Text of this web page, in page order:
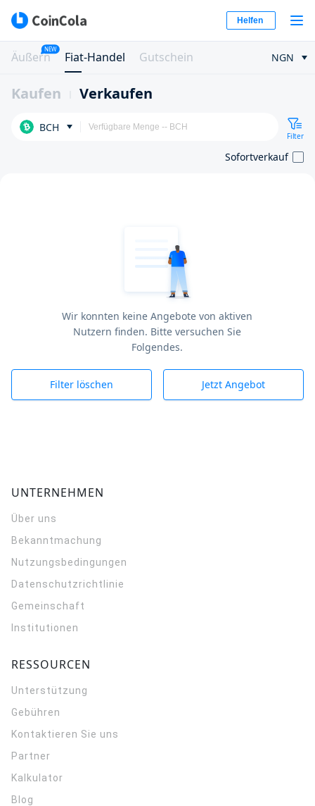
Helfen
Äußern
NEW
Fiat-Handel Gutschein NGN
Kaufen Verkaufen
BCH
Filter
Sofortverkauf
Wir konnten keine Angebote von aktiven
Nutzern finden. Bitte versuchen Sie
Folgendes.
Filter löschen Jetzt Angebot
UNTERNEHMEN
Über uns
Bekanntmachung
Nutzungsbedingungen
Datenschutzrichtlinie
Gemeinschaft
Institutionen
RESSOURCEN
Unterstützung
Gebühren
Kontaktieren Sie uns
Partner
Kalkulator
Blog